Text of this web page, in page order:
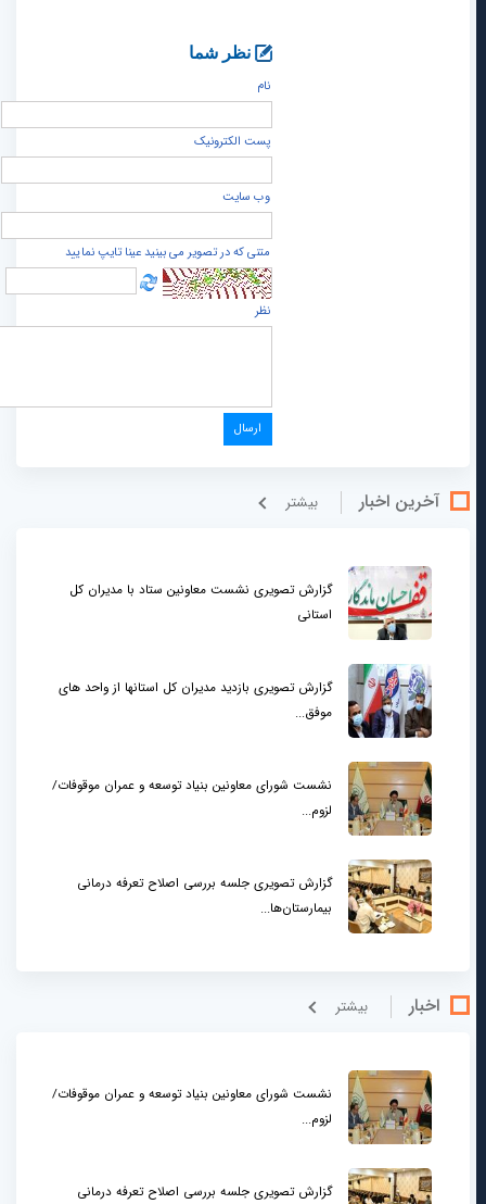
نظر شما
نام
پست الكترونيک
وب سایت
متنی که در تصویر می بینید عینا تایپ نمایید
نظر
آخرین اخبار بيشتر
گزارش تصویری نشست معاونین ستاد با مدیران کل
استانی
گزارش تصویری بازدید مدیران کل استانها از واحد های
موفق...
نشست شورای معاونین بنیاد توسعه و عمران موقوفات/
لزوم...
گزارش تصویری جلسه بررسی اصلاح تعرفه درمانی
بیمارستان‌ها...
اخبار بيشتر
نشست شورای معاونین بنیاد توسعه و عمران موقوفات/
لزوم...
گزارش تصویری جلسه بررسی اصلاح تعرفه درمانی